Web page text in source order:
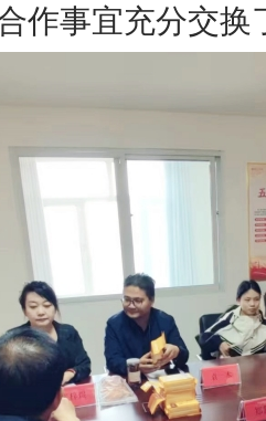
作事宜充分交换